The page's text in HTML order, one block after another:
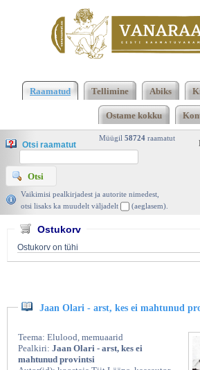
arst, kes ei mahtunud provintsi,
Talumuuseumi Selts MTÜ 2016 |
Raamatud Tellimine Abiks
Ostame kokku
Müügil 58724 raamatut
Otsi raamatut
Vaikimisi pealkirjadest ja autorite nimedest,
otsi lisaks ka muudelt väljadelt
(aeglasem).
Ostukorv
Ostukorv on tühi
Jaan Olari - arst, kes ei mahtunud
Teema: Elulood, memuaarid
Pealkiri: Jaan Olari - arst, kes ei
mahtunud provintsi